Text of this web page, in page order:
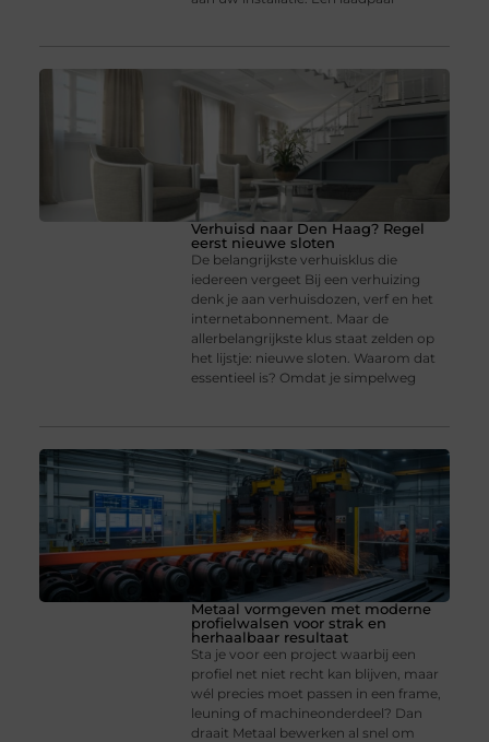
Verhuisd naar Den Haag? Regel
eerst nieuwe sloten
De belangrijkste verhuisklus die
iedereen vergeet Bij een verhuizing
denk je aan verhuisdozen, verf en het
internetabonnement. Maar de
allerbelangrijkste klus staat zelden op
het lijstje: nieuwe sloten. Waarom dat
essentieel is? Omdat je simpelweg
Metaal vormgeven met moderne
profielwalsen voor strak en
herhaalbaar resultaat
Sta je voor een project waarbij een
profiel net niet recht kan blijven, maar
wél precies moet passen in een frame,
leuning of machineonderdeel? Dan
draait Metaal bewerken al snel om